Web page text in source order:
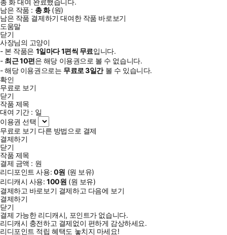
남은 작품 : 총화(원)
남은 작품 결제하기 대여한 작품 바로보기
도움말
닫기
사장님의 고양이
- 본 작품은 1일마다1편씩 무료입니다.
- 최근10편은 해당 이용권으로 볼 수 없습니다.
- 해당 이용권으로는 무료로3일간볼 수 있습니다.
확인
무료로 보기
닫기
작품 제목
대여 기간 : 일
이용권 선택
무료로 보기 다른 방법으로 결제
결제하기
닫기
작품 제목
결제 금액 : 원
리디포인트 사용: 0원 (원 보유)
리디캐시 사용:100원 (원 보유)
결제하고 바로보기 결제하고 다음에 보기
결제하기
닫기
결제 가능한 리디캐시, 포인트가 없습니다.
리디캐시 충전하고 결제없이 편하게 감상하세요.
리디포인트 적립 혜택도 놓치지 마세요!